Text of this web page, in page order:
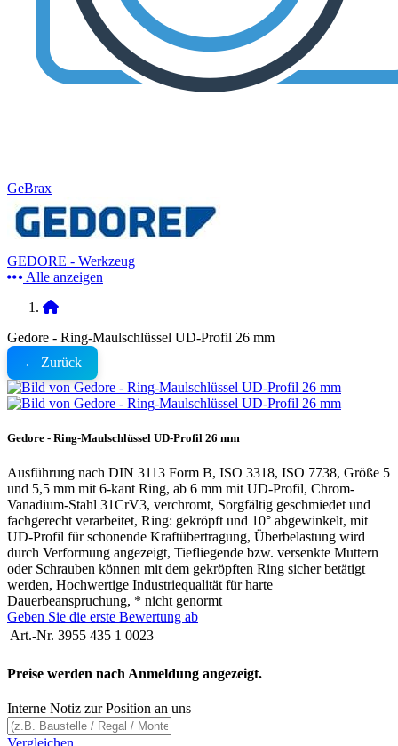
GeBrax
GEDORE - Werkzeug
Alle anzeigen
Gedore - Ring-Maulschlüssel UD-Profil 26 mm
← Zurück
Gedore - Ring-Maulschlüssel UD-Profil 26 mm
Ausführung nach DIN 3113 Form B, ISO 3318, ISO 7738, Größe 5
und 5,5 mm mit 6-kant Ring, ab 6 mm mit UD-Profil, Chrom-
Vanadium-Stahl 31CrV3, verchromt, Sorgfältig geschmiedet und
fachgerecht verarbeitet, Ring: gekröpft und 10° abgewinkelt, mit
UD-Profil für schonende Kraftübertragung, Überbelastung wird
durch Verformung angezeigt, Tiefliegende bzw. versenkte Muttern
oder Schrauben können mit dem gekröpften Ring sicher betätigt
werden, Hochwertige Industriequalität für harte
Dauerbeanspruchung, * nicht genormt
Geben Sie die erste Bewertung ab
Art.-Nr. 3955 435 1 0023
Preise werden nach Anmeldung angezeigt.
Interne Notiz zur Position an uns
Vergleichen